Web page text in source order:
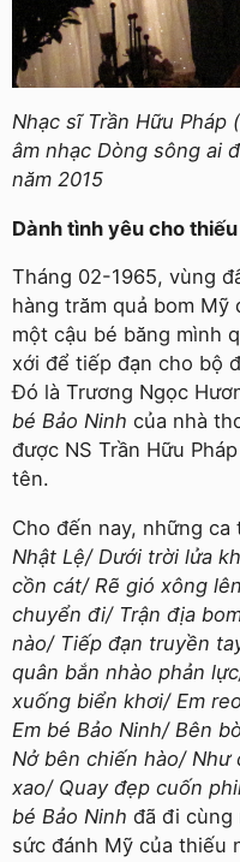
Nhạc sĩ Trần Hữu
âm nhạc Dòng sông ai
năm 2015
Dành tình yêu cho
Tháng 02-1965, vùng
hàng trăm quả bom
một cậu bé băng mình
xới để tiếp đạn cho bộ
Đó là Trương Ngọc
bé Bảo Ninh của nhà
được NS Trần Hữu
tên.
Cho đến nay, những ca
Nhật Lệ/ Dưới trời lửa
cồn cát/ Rẽ gió xông
chuyển đi/ Trận địa
nào/ Tiếp đạn truyền
quân bắn nhào phản
xuống biển khơi/ Em
Em bé Bảo Ninh/ Bên
Nở bên chiến hào/ Như
xao/ Quay đẹp cuốn
bé Bảo Ninh đã đi cùng
sức đánh Mỹ của thiếu